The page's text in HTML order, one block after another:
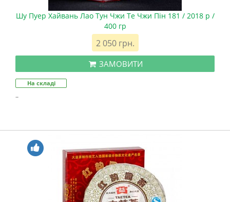
Шу Пуер Хайвань Лао Тун Чжи Те Чжи Пін 181 / 2018 р /
400 гр
2 050 грн.
ЗАМОВИТИ
На складі
..